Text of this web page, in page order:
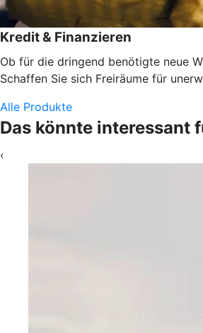
Kredit & Finanzieren
Ob für die dringend benötigte neue
Schaffen Sie sich Freiräume für
Alle Produkte
Das könnte interessant
‹